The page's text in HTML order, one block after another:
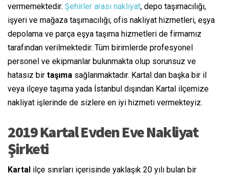
vermemektedir. Şehirler arası nakliyat, depo taşımacılığı,
işyeri ve mağaza taşımacılığı, ofis nakliyat hizmetleri, eşya
depolama ve parça eşya taşıma hizmetleri de firmamız
tarafından verilmektedir. Tüm birimlerde profesyonel
personel ve ekipmanlar bulunmakta olup sorunsuz ve
hatasız bir taşıma sağlanmaktadır. Kartal dan başka bir il
veya ilçeye taşıma yada İstanbul dışından Kartal ilçemize
nakliyat işlerinde de sizlere en iyi hizmeti vermekteyiz.
2019 Kartal Evden Eve Nakliyat
Şirketi
Kartal ilçe sınırları içerisinde yaklaşık 20 yılı bulan bir